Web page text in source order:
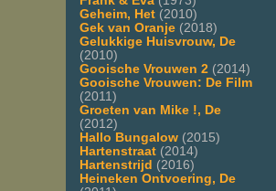
Geheim, Het (2010)
Gek van Oranje (2018)
Gelukkige Huisvrouw, De
(2010)
Gooische Vrouwen 2 (2014)
Gooische Vrouwen: De Film
(2011)
Groeten van Mike !, De
(2012)
Hallo Bungalow (2015)
Hartenstraat (2014)
Hartenstrijd (2016)
Heineken Ontvoering, De